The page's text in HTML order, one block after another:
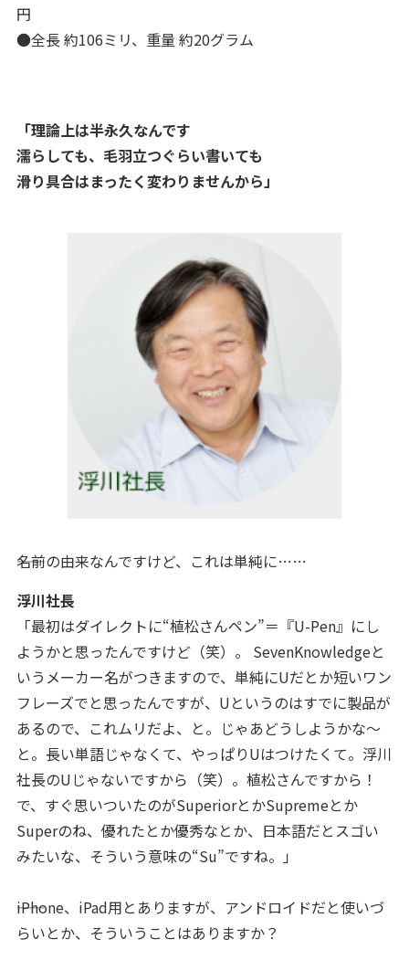
円
●全長 約106ミリ、重量 約20グラム
「理論上は半永久なんです
濡らしても、毛羽立つぐらい書いても
滑り具合はまったく変わりませんから」
――名前の由来なんですけど、これは単純に……
浮川社長
「最初はダイレクトに“植松さんペン”＝『U-Pen』にし
ようかと思ったんですけど（笑）。 SevenKnowledgeと
いうメーカー名がつきますので、単純にUだとか短いワン
フレーズでと思ったんですが、Uというのはすでに製品が
あるので、これムリだよ、と。じゃあどうしようかな～
と。長い単語じゃなくて、やっぱりUはつけたくて。浮川
社長のUじゃないですから（笑）。植松さんですから！
で、すぐ思いついたのがSuperiorとかSupremeとか
Superのね、優れたとか優秀なとか、日本語だとスゴい
みたいな、そういう意味の“Su”ですね。 」
――iPhone、iPad用とありますが、アンドロイドだと使いづ
らいとか、そういうことはありますか？